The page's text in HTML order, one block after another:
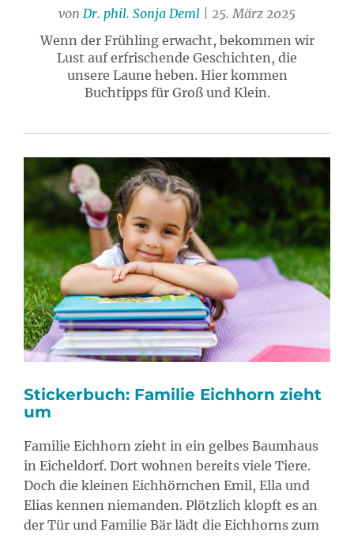
von Dr. phil. Sonja Deml | 25. März 2025
Wenn der Frühling erwacht, bekommen wir
Lust auf erfrischende Geschichten, die
unsere Laune heben. Hier kommen
Buchtipps für Groß und Klein.
Stickerbuch: Familie Eichhorn zieht
um
Familie Eichhorn zieht in ein gelbes Baumhaus
in Eicheldorf. Dort wohnen bereits viele Tiere.
Doch die kleinen Eichhörnchen Emil, Ella und
Elias kennen niemanden. Plötzlich klopft es an
der Tür und Familie Bär lädt die Eichhorns zum